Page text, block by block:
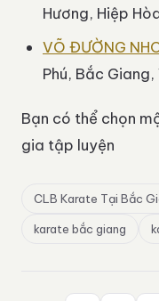
Hương, Hiệp
VÕ ĐƯỜNG
Phú, Bắc
Bạn có thể chọn
gia tập luyện
CLB Karate Tại Bắc
karate bắc giang